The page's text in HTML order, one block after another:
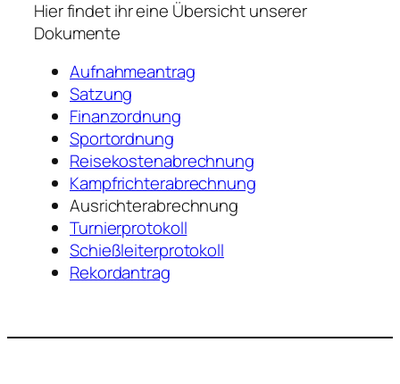
Hier findet ihr eine Übersicht unserer
Dokumente
Aufnahmeantrag
Satzung
Finanzordnung
Sportordnung
Reisekostenabrechnung
Kampfrichterabrechnung
Ausrichterabrechnung
Turnierprotokoll
Schießleiterprotokoll
Rekordantrag